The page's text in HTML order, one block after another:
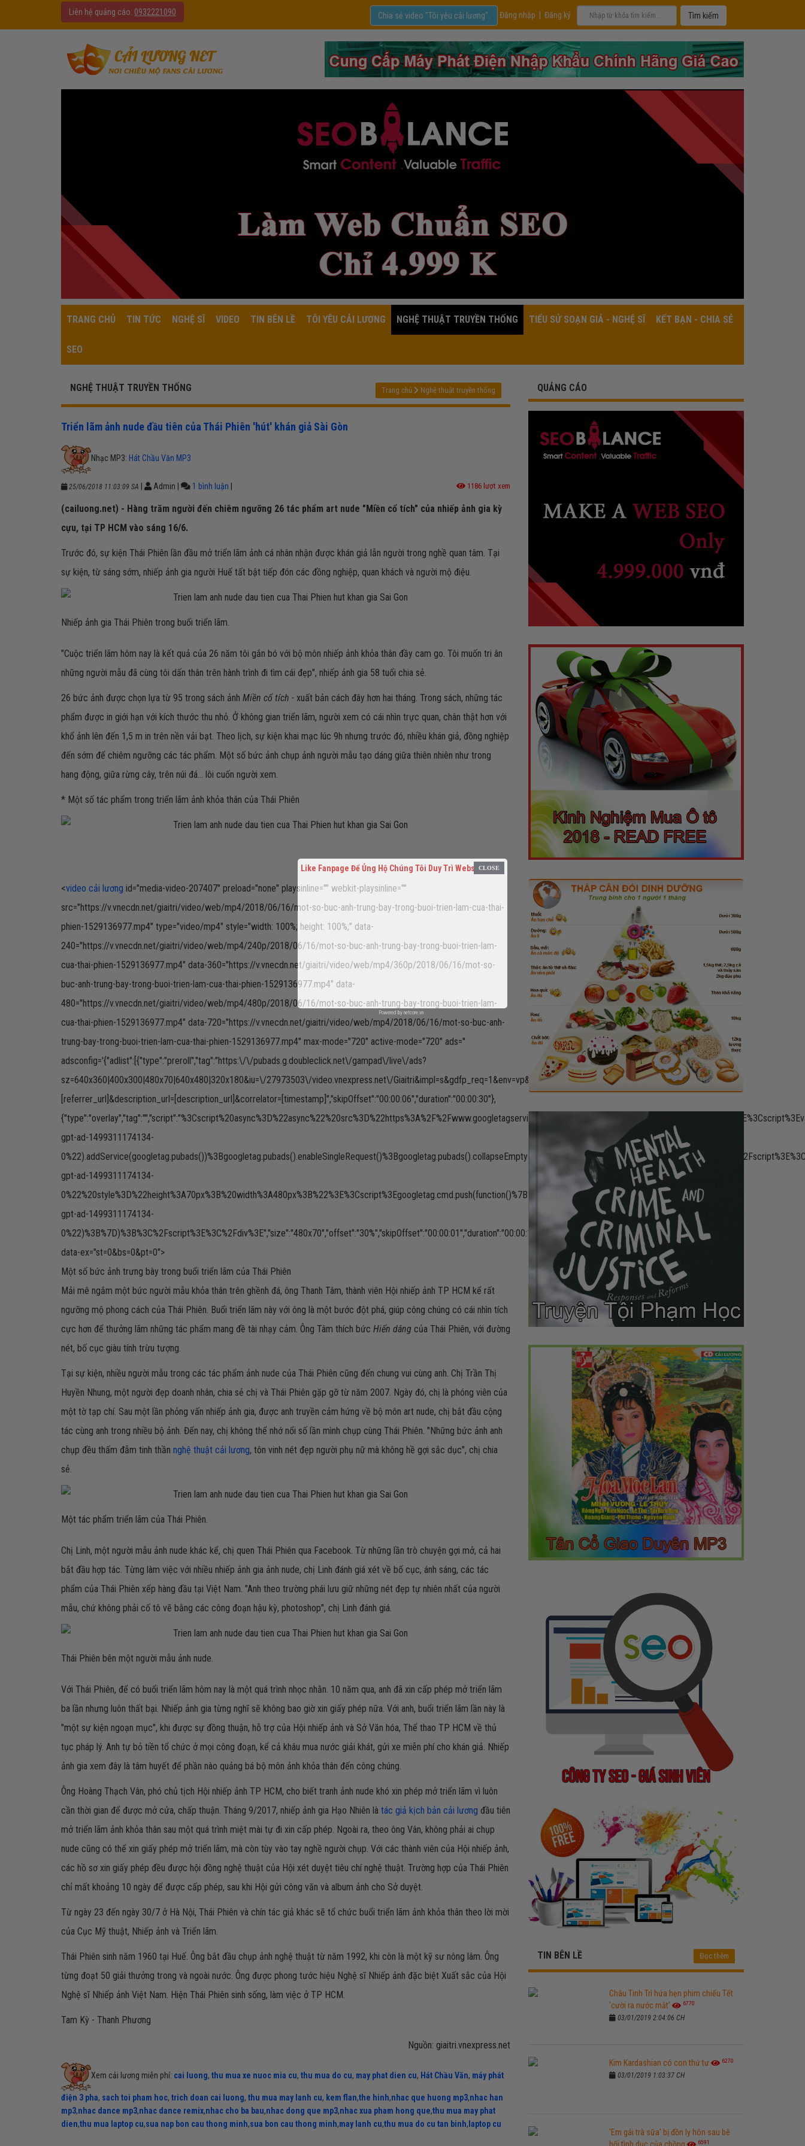
Liên hệ quảng cáo: 0932221090 Đăng nhập Đăng ký
Chia sẻ video "Tôi yêu cải lương".
TRANG CHỦ TIN TỨC NGHỆ SĨ VIDEO TIN BÊN LỀ TÔI YÊU CẢI LƯƠNG NGHỆ THUẬT TRUYỀN THỐNG TIỂU SỬ SOẠN GIẢ - NGHỆ SĨ KẾT BẠN - CHIA SẺ
SEO
NGHỆ THUẬT TRUYỀN THỐNG Trang chủ Nghệ thuật truyền thống
Triển lãm ảnh nude đầu tiên của Thái Phiên 'hút' khán giả Sài Gòn
Nhạc MP3: Hát Chầu Văn MP3
25/06/2018 11:03:09 SA Admin 1 bình luận 1186 lượt xem
(cailuong.net) - Hàng trăm người đến chiêm ngưỡng 26 tác phẩm art nude "Miền cổ tích" của nhiếp ảnh gia kỳ
cựu, tại TP HCM vào sáng 16/6.
Trước đó, sự kiện Thái Phiên lần đầu mở triển lãm ảnh cá nhân nhận được khán giả lẫn người trong nghề quan tâm. Tại
sự kiện, từ sáng sớm, nhiếp ảnh gia người Huế tất bật tiếp đón các đồng nghiệp, quan khách và người mộ điệu.
Nhiếp ảnh gia Thái Phiên trong buổi triển lãm.
"Cuộc triển lãm hôm nay là kết quả của 26 năm tôi gắn bó với bộ môn nhiếp ảnh khỏa thân đầy cam go. Tôi muốn tri ân
những người mẫu đã cùng tôi dấn thân trên hành trình đi tìm cái đẹp", nhiếp ảnh gia 58 tuổi chia sẻ.
26 bức ảnh được chọn lựa từ 95 trong sách ảnh Miền cổ tích - xuất bản cách đây hơn hai tháng. Trong sách, những tác
phẩm được in giới hạn với kích thước thu nhỏ. Ở không gian triển lãm, người xem có cái nhìn trực quan, chân thật hơn với
khổ ảnh lên đến 1,5 m in trên nền vải bạt. Theo lịch, sự kiện khai mạc lúc 9h nhưng trước đó, nhiều khán giả, đồng nghiệp
đến sớm để chiêm ngưỡng các tác phẩm. Một số bức ảnh chụp ảnh người mẫu tạo dáng giữa thiên nhiên như trong
hang động, giữa rừng cây, trên núi đá... lôi cuốn người xem.
* Một số tác phẩm trong triển lãm ảnh khỏa thân của Thái Phiên
<video cải lương id="media-video-207407" preload="none" playsinline="" webkit-playsinline=""
src="https://v.vnecdn.net/giaitri/video/web/mp4/2018/06/16/mot-so-buc-anh-trung-bay-trong-buoi-trien-lam-cua-thai-
phien-1529136977.mp4" type="video/mp4" style="width: 100%; height: 100%;" data-
240="https://v.vnecdn.net/giaitri/video/web/mp4/240p/2018/06/16/mot-so-buc-anh-trung-bay-trong-buoi-trien-lam-
cua-thai-phien-1529136977.mp4" data-360="https://v.vnecdn.net/giaitri/video/web/mp4/360p/2018/06/16/mot-so-
buc-anh-trung-bay-trong-buoi-trien-lam-cua-thai-phien-1529136977.mp4" data-
480="https://v.vnecdn.net/giaitri/video/web/mp4/480p/2018/06/16/mot-so-buc-anh-trung-bay-trong-buoi-trien-lam-
cua-thai-phien-1529136977.mp4" data-720="https://v.vnecdn.net/giaitri/video/web/mp4/2018/06/16/mot-so-buc-anh-
trung-bay-trong-buoi-trien-lam-cua-thai-phien-1529136977.mp4" max-mode="720" active-mode="720" ads=''
adsconfig='{"adlist":[{"type":"preroll","tag":"https:\/\/pubads.g.doubleclick.net\/gampad\/live\/ads?
sz=640x360|400x300|480x70|640x480|320x180&iu=\/27973503\/video.vnexpress.net\/Giaitri&impl=s&gdfp_req=1&env=vp&output=vast&unviewed_position_start=1&url=
[referrer_url]&description_url=[description_url]&correlator=[timestamp]","skipOffset":"00:00:06","duration":"00:00:30"},
gpt-ad-1499311174134-
gpt-ad-1499311174134-
0%22%20style%3D%22height%3A70px%3B%20width%3A480px%3B%22%3E%3Cscript%3Egoogletag.cmd.push(function()%7B%20googletag.display(%22div-
gpt-ad-1499311174134-
0%22)%3B%7D)%3B%3C%2Fscript%3E%3C%2Fdiv%3E","size":"480x70","offset":"30%","skipOffset":"00:00:01","duration":"00:00:15"}]}'
data-ex="st=0&bs=0&pt=0">
Một số bức ảnh trưng bày trong buổi triển lãm của Thái Phiên
Mải mê ngắm một bức người mẫu khỏa thân trên ghềnh đá, ông Thanh Tâm, thành viên Hội nhiếp ảnh TP HCM kể rất
ngưỡng mộ phong cách của Thái Phiên. Buổi triển lãm này với ông là một bước đột phá, giúp công chúng có cái nhìn tích
cực hơn để thưởng lãm những tác phẩm mang đề tài nhạy cảm. Ông Tâm thích bức Hiến dâng của Thái Phiên, với đường
nét, bố cục giàu tính trừu tượng.
Tại sự kiện, nhiều người mẫu trong các tác phẩm ảnh nude của Thái Phiên cũng đến chung vui cùng anh. Chị Trần Thị
Huyền Nhung, một người đẹp doanh nhân, chia sẻ chị và Thái Phiên gặp gỡ từ năm 2007. Ngày đó, chị là phóng viên của
một tờ tạp chí. Sau một lần phỏng vấn nhiếp ảnh gia, được anh truyền cảm hứng về bộ môn art nude, chị bắt đầu cộng
tác cùng anh trong nhiều bộ ảnh. Đến nay, chị không thể nhớ nổi số lần mình chụp cùng Thái Phiên. "Những bức ảnh anh
chụp đều thấm đẫm tinh thần nghệ thuật cải lương, tôn vinh nét đẹp người phụ nữ mà không hề gợi sắc dục", chị chia
sẻ.
Một tác phẩm triển lãm của Thái Phiên.
Chị Linh, một người mẫu ảnh nude khác kể, chị quen Thái Phiên qua Facebook. Từ những lần trò chuyện gợi mở, cả hai
bắt đầu hợp tác. Từng làm việc với nhiều nhiếp ảnh gia ảnh nude, chị Linh đánh giá xét về bố cục, ánh sáng, các tác
phẩm của Thái Phiên xếp hàng đầu tại Việt Nam. "Anh theo trường phái lưu giữ những nét đẹp tự nhiên nhất của người
mẫu, chứ không phải cố tô vẽ bằng các công đoạn hậu kỳ, photoshop", chị Linh đánh giá.
Thái Phiên bên một người mẫu ảnh nude.
Với Thái Phiên, để có buổi triển lãm hôm nay là một quá trình nhọc nhằn. 10 năm qua, anh đã xin cấp phép mở triển lãm
ba lần nhưng luôn thất bại. Nhiếp ảnh gia từng nghĩ sẽ không bao giờ xin giấy phép nữa. Với anh, buổi triển lãm lần này là
"một sự kiện ngoạn mục", khi được sự đồng thuận, hỗ trợ của Hội nhiếp ảnh và Sở Văn hóa, Thể thao TP HCM về thủ
tục pháp lý. Anh tự bỏ tiền tổ chức ở mọi công đoạn, kể cả khâu mua nước giải khát, gửi xe miễn phí cho khán giả. Nhiếp
ảnh gia xem đây là tâm huyết để phần nào quảng bá bộ môn ảnh khỏa thân đến công chúng.
Ông Hoàng Thạch Vân, phó chủ tịch Hội nhiếp ảnh TP HCM, cho biết tranh ảnh nude khó xin phép mở triển lãm vì luôn
cần thời gian để được mở cửa, chấp thuận. Tháng 9/2017, nhiếp ảnh gia Hạo Nhiên là tác giả kịch bản cải lương đầu tiên
mở triển lãm ảnh khỏa thân sau một quá trình miệt mài tự đi xin cấp phép. Ngoài ra, theo ông Vân, không phải ai chụp
nude cũng có thể xin giấy phép mở triển lãm, mà còn tùy vào tay nghề người chụp. Với các thành viên của Hội nhiếp ảnh,
các hồ sơ xin giấy phép đều được hội đồng nghệ thuật của Hội xét duyệt tiêu chí nghệ thuật. Trường hợp của Thái Phiên
chỉ mất khoảng 10 ngày để được cấp phép, sau khi Hội gửi công văn và album ảnh cho Sở duyệt.
Từ ngày 23 đến ngày 30/7 ở Hà Nội, Thái Phiên và chín tác giả khác sẽ tổ chức buổi triển lãm ảnh khỏa thân theo lời mời
của Cục Mỹ thuật, Nhiếp ảnh và Triển lãm.
Thái Phiên sinh năm 1960 tại Huế. Ông bắt đầu chụp ảnh nghệ thuật từ năm 1992, khi còn là một kỹ sư nông lâm. Ông
từng đoạt 50 giải thưởng trong và ngoài nước. Ông được phong tước hiệu Nghệ sĩ Nhiếp ảnh đặc biệt Xuất sắc của Hội
Nghệ sĩ Nhiếp ảnh Việt Nam. Hiện Thái Phiên sinh sống, làm việc ở TP HCM.
Tam Kỳ - Thanh Phương
Nguồn: giaitri.vnexpress.net
Xem cải lương miễn phí: cai luong, thu mua xe nuoc mia cu, thu mua do cu, may phat dien cu, Hát Chầu Văn, máy phát
điện 3 pha, sach toi pham hoc, trich doan cai luong, thu mua may lanh cu, kem flan,the hinh,nhac que huong mp3,nhac han
mp3,nhac dance mp3,nhac dance remix,nhac cho ba bau,nhac dong que mp3,nhac xua pham hong que,thu mua may phat
dien,thu mua laptop cu,sua nap bon cau thong minh,sua bon cau thong minh,may lanh cu,thu mua do cu tan binh, laptop cu
QUẢNG CÁO
TIN BÊN LỀ Đọc thêm
Châu Tinh Trì hứa hẹn phim chiếu Tết
'cười ra nước mắt'
6770
03/01/2019 2:04:06 CH
Kim Kardashian có con thứ tư 6270
03/01/2019 1:03:37 CH
'Em gái trà sữa' bị đồn ly hôn sau bê
6591
Like Fanpage Để Ủng Hộ Chúng Tôi Duy Trì Website
Powered by netcore.vn